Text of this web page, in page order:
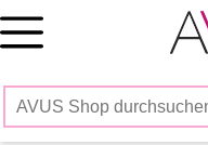
Skip
to